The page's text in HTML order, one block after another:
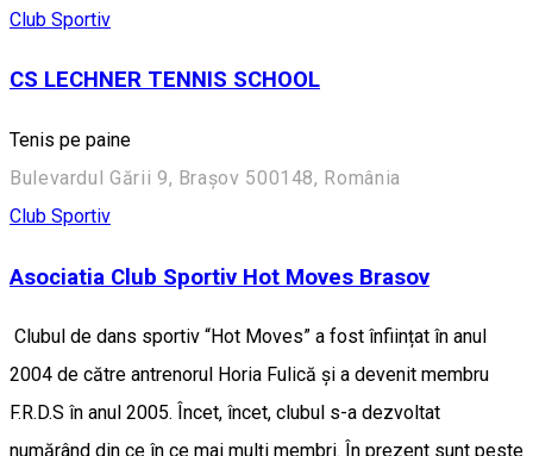
Club Sportiv
CS LECHNER TENNIS SCHOOL
Tenis pe paine
Bulevardul Gării 9, Brașov 500148, România
Club Sportiv
Asociatia Club Sportiv Hot Moves Brasov
Clubul de dans sportiv “Hot Moves” a fost înființat în anul
2004 de către antrenorul Horia Fulică și a devenit membru
F.R.D.S în anul 2005. Încet, încet, clubul s-a dezvoltat
numărând din ce în ce mai mulți membri. În prezent sunt peste